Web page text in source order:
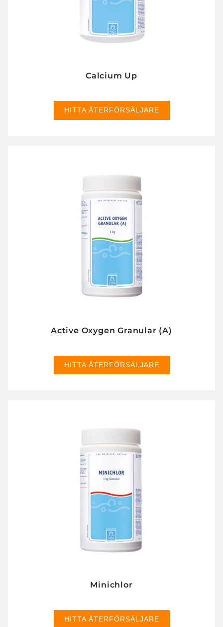
Calcium Up
HITTA ÅTERFÖRSÄLJARE
Active Oxygen Granular (A)
HITTA ÅTERFÖRSÄLJARE
Minichlor
HITTA ÅTERFÖRSÄLJARE